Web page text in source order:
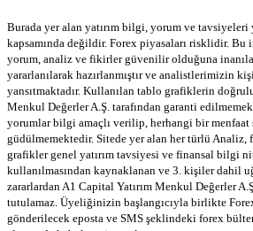
Burada yer alan yatırım bilgi, yorum ve tavsiyeleri
kapsamında değildir. Forex piyasaları risklidir. Bu
yorum, analiz ve fikirler güvenilir olduğuna
yararlanılarak hazırlanmıştır ve analistlerimizin
yansıtmaktadır. Kullanılan tablo grafiklerin
Menkul Değerler A.Ş. tarafından garanti
yorumlar bilgi amaçlı verilip, herhangi bir menfaat
güdülmemektedir. Sitede yer alan her türlü Analiz,
grafikler genel yatırım tavsiyesi ve finansal bilgi
kullanılmasından kaynaklanan ve 3. kişiler dahil
zararlardan A1 Capital Yatırım Menkul Değerler
tutulamaz. Üyeliğinizin başlangıcıyla birlikte
gönderilecek eposta ve SMS şeklindeki forex